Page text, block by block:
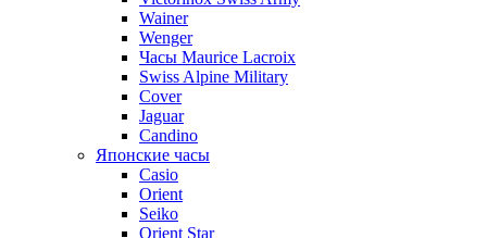
Wainer
Wenger
Часы Maurice Lacroix
Swiss Alpine Military
Cover
Jaguar
Candino
Японские часы
Casio
Orient
Seiko
Orient Star